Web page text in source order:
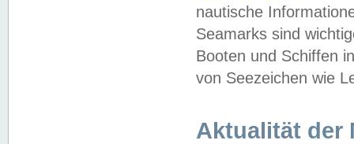
nautische
Seamarks sind
Booten und Schiffen
von Seezeichen wie
Aktualität der